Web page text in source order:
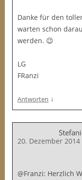
Danke für den
warten schon
werden. 😉
LG
FRanzi
Antworten ↓
20. Dezember 2014
@Franzi: Herzlich